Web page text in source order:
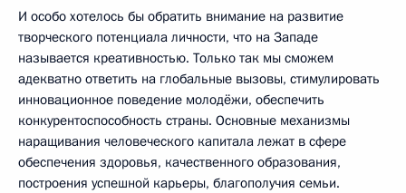
И особо хотелось бы обратить внимание на развитие
творческого потенциала личности, что на Западе
называется креативностью. Только так мы сможем
адекватно ответить на глобальные вызовы, стимулировать
инновационное поведение молодёжи, обеспечить
конкурентоспособность страны. Основные механизмы
наращивания человеческого капитала лежат в сфере
обеспечения здоровья, качественного образования,
построения успешной карьеры, благополучия семьи.